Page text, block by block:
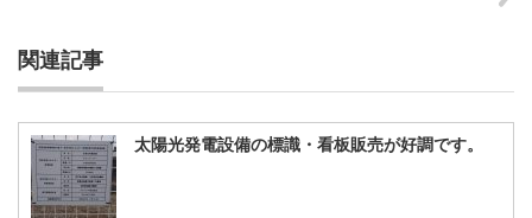
関連記事
太陽光発電設備の標識・看板販売が好調です。